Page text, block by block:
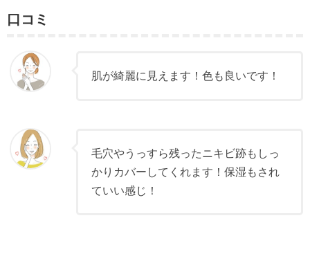
口コミ
肌が綺麗に見えます！色も良いです！
毛穴やうっすら残ったニキビ跡もしっ
かりカバーしてくれます！保湿もされ
ていい感じ！